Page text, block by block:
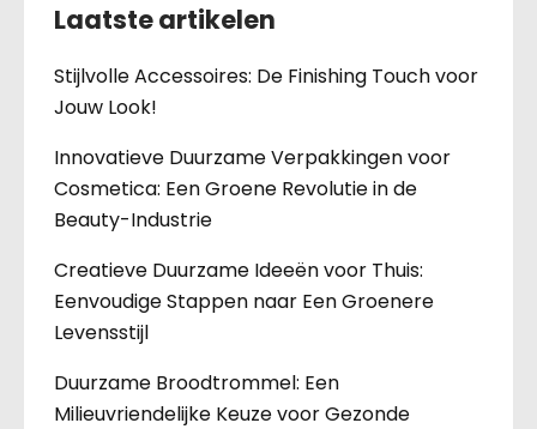
Laatste artikelen
Stijlvolle Accessoires: De Finishing Touch voor
Jouw Look!
Innovatieve Duurzame Verpakkingen voor
Cosmetica: Een Groene Revolutie in de
Beauty-Industrie
Creatieve Duurzame Ideeën voor Thuis:
Eenvoudige Stappen naar Een Groenere
Levensstijl
Duurzame Broodtrommel: Een
Milieuvriendelijke Keuze voor Gezonde